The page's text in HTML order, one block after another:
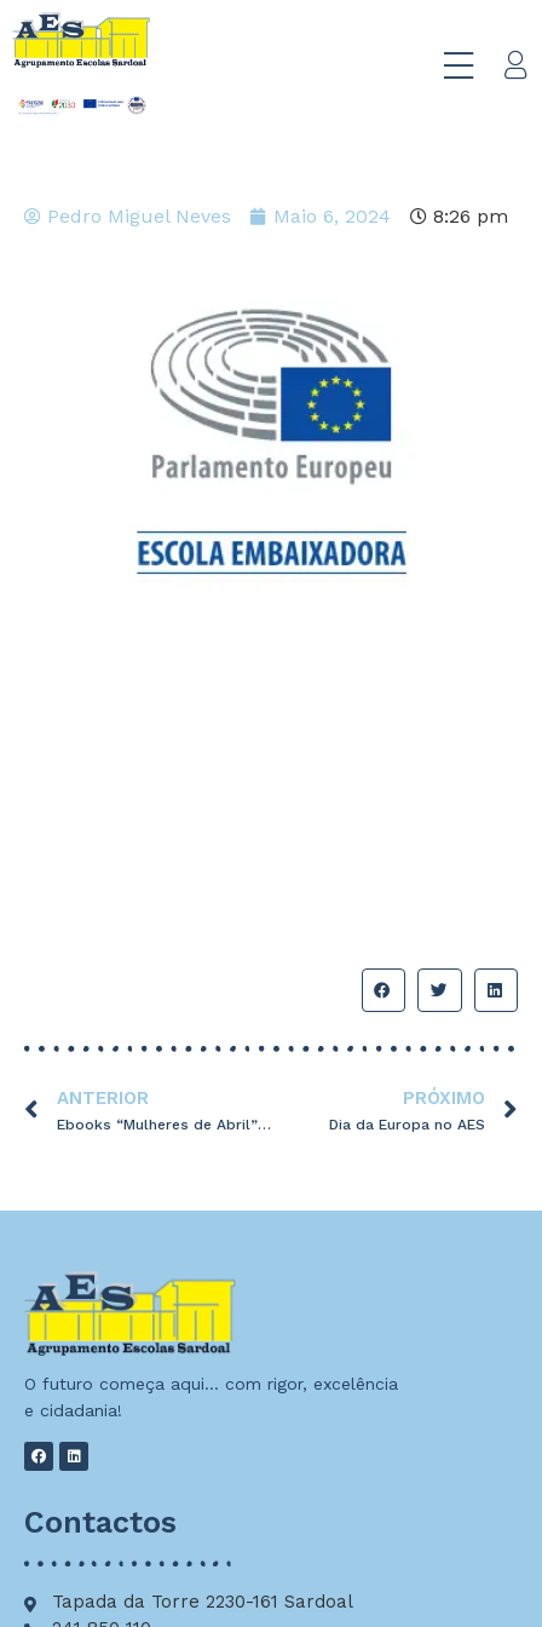
Pedro Miguel Neves Maio 6, 2024 8:26 pm
ANTERIOR
Ebooks “Mulheres de Abril” – 8ºA
PRÓXIMO
Dia da Europa no AES
O futuro começa aqui… com rigor, excelência
e cidadania!
Contactos
Tapada da Torre 2230-161 Sardoal